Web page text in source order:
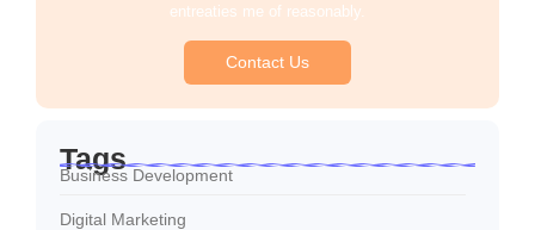
entreaties me of reasonably.
Contact Us
Tags
Business Development
Digital Marketing